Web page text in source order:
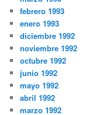
febrero 1993
enero 1993
diciembre 1992
noviembre 1992
octubre 1992
junio 1992
mayo 1992
abril 1992
marzo 1992